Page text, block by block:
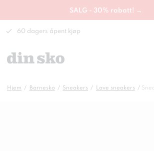
SALG - 30% rabatt! →
60 dagers åpent kjøp
Hjem Barnesko Sneakers Lave sneakers